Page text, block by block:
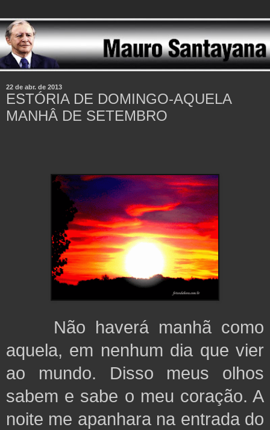
22 de abr. de 2013
ESTÓRIA DE DOMINGO-AQUELA
MANHÂ DE SETEMBRO
Não haverá manhã como
aquela, em nenhum dia que vier
ao mundo. Disso meus olhos
sabem e sabe o meu coração. A
noite me apanhara na entrada do